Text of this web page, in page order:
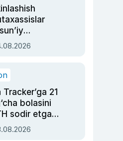
xavotir
21
bolasini
sodir etgan
hukmi o‘qildi